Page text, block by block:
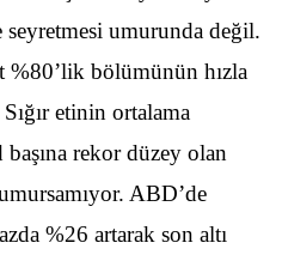
seyretmesi umurunda değil.
%80’lik bölümünün hızla
etinin ortalama
rekor düzey olan
ABD’de
%26 artarak son altı